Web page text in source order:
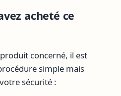
acheté ce
concerné, il est
simple mais
sécurité :